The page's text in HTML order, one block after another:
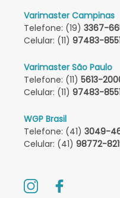
Varimaster Campinas
Telefone: (19) 3367-
Celular: (11) 97483-
Varimaster São Paulo
Telefone: (11) 5613-
Celular: (11) 97483-
WGP Brasil
Telefone: (41) 3049-
Celular: (41) 98772-